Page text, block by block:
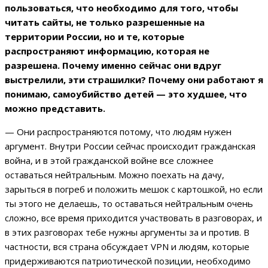
пользоваться, что необходимо для того, чтобы
читать сайты, не только разрешенные на
территории России, но и те, которые
распространяют информацию, которая не
разрешена. Почему именно сейчас они вдруг
выстрелили, эти страшилки? Почему они работают я
понимаю, самоубийство детей — это худшее, что
можно представить.
— Они распространяются потому, что людям нужен
аргумент. Внутри России сейчас происходит гражданская
война, и в этой гражданской войне все сложнее
оставаться нейтральным. Можно поехать на дачу,
зарыться в погреб и положить мешок с картошкой, но если
ты этого не делаешь, то оставаться нейтральным очень
сложно, все время приходится участвовать в разговорах, и
в этих разговорах тебе нужны аргументы за и против. В
частности, вся страна обсуждает VPN и людям, которые
придерживаются патриотической позиции, необходимо